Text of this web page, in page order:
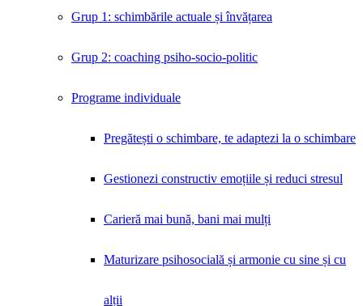
Grup 1: schimbările actuale și învățarea
Grup 2: coaching psiho-socio-politic
Programe individuale
Pregătești o schimbare, te adaptezi la o schimbare
Gestionezi constructiv emoțiile și reduci stresul
Carieră mai bună, bani mai mulți
Maturizare psihosocială și armonie cu sine și cu
alții